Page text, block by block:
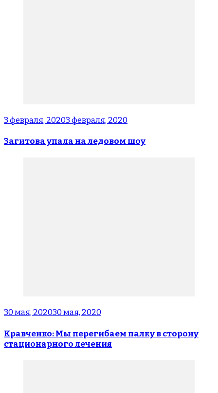
3 февраля, 20203 февраля, 2020
Загитова упала на ледовом шоу
30 мая, 202030 мая, 2020
Кравченко: Мы перегибаем палку в сторону
стационарного лечения